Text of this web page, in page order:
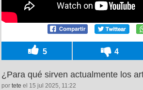
5 4
¿Para qué sirven actualmente los
por tete el 15 jul 2025, 11:22